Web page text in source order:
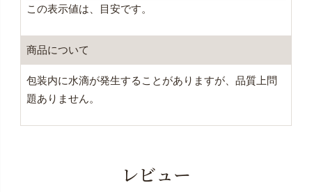
この表示値は、目安です。
商品について
包装内に水滴が発生することがありますが、品質上問
題ありません。
レビュー